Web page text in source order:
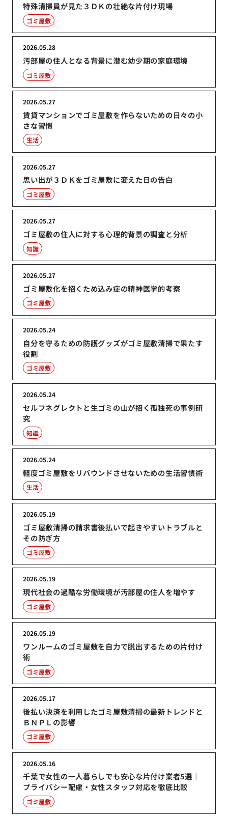
特殊清掃員が見た３ＤＫの壮絶な片付け現場
ゴミ屋敷
汚部屋の住人となる背景に潜む幼少期の家庭環境
2026.05.28
ゴミ屋敷
賃貸マンションでゴミ屋敷を作らないための日々の小
さな習慣
2026.05.27
生活
思い出が３ＤＫをゴミ屋敷に変えた日の告白
2026.05.27
ゴミ屋敷
ゴミ屋敷の住人に対する心理的背景の調査と分析
2026.05.27
知識
ゴミ屋敷化を招くため込み症の精神医学的考察
2026.05.27
ゴミ屋敷
自分を守るための防護グッズがゴミ屋敷清掃で果たす
役割
2026.05.24
ゴミ屋敷
セルフネグレクトと生ゴミの山が招く孤独死の事例研
究
2026.05.24
知識
軽度ゴミ屋敷をリバウンドさせないための生活習慣術
2026.05.24
生活
ゴミ屋敷清掃の請求書後払いで起きやすいトラブルと
その防ぎ方
2026.05.19
ゴミ屋敷
現代社会の過酷な労働環境が汚部屋の住人を増やす
2026.05.19
ゴミ屋敷
ワンルームのゴミ屋敷を自力で脱出するための片付け
術
2026.05.19
ゴミ屋敷
後払い決済を利用したゴミ屋敷清掃の最新トレンドと
ＢＮＰＬの影響
2026.05.17
ゴミ屋敷
千葉で女性の一人暮らしでも安心な片付け業者5選｜
プライバシー配慮・女性スタッフ対応を徹底比較
2026.05.16
ゴミ屋敷